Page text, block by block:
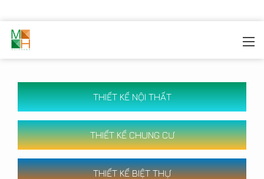
THIẾT KẾ NỘI THẤT
THIẾT KẾ CHUNG CƯ
THIẾT KẾ BIỆT THỰ